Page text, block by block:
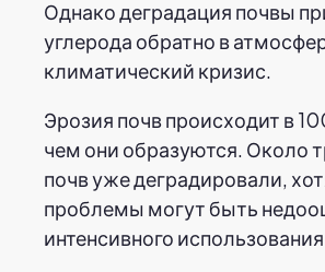
Однако деградация почвы
углерода обратно в
климатический кризис.
Эрозия почв происходит в
чем они образуются. Около
почв уже деградировали,
проблемы могут быть
интенсивного